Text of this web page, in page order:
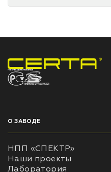
НПП «СПЕКТР» ЗАВОД ЛАКОКРАСОЧНЫХ МАТЕРИАЛОВ
О ЗАВОДЕ
НПП «СПЕКТР»
Наши проекты
Лаборатория